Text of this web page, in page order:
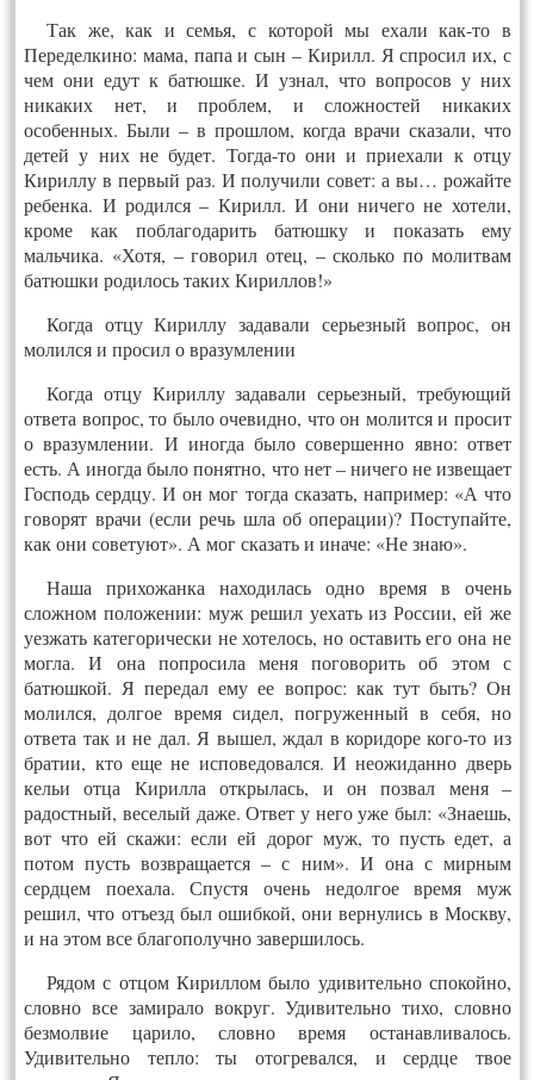
Так же, как и семья, с которой мы ехали как-то в
Переделкино: мама, папа и сын – Кирилл. Я спросил их, с
чем они едут к батюшке. И узнал, что вопросов у них
никаких нет, и проблем, и сложностей никаких
особенных. Были – в прошлом, когда врачи сказали, что
детей у них не будет. Тогда-то они и приехали к отцу
Кириллу в первый раз. И получили совет: а вы… рожайте
ребенка. И родился – Кирилл. И они ничего не хотели,
кроме как поблагодарить батюшку и показать ему
мальчика. «Хотя, – говорил отец, – сколько по молитвам
батюшки родилось таких Кириллов!»
Когда отцу Кириллу задавали серьезный вопрос, он
молился и просил о вразумлении
Когда отцу Кириллу задавали серьезный, требующий
ответа вопрос, то было очевидно, что он молится и просит
о вразумлении. И иногда было совершенно явно: ответ
есть. А иногда было понятно, что нет – ничего не извещает
Господь сердцу. И он мог тогда сказать, например: «А что
говорят врачи (если речь шла об операции)? Поступайте,
как они советуют». А мог сказать и иначе: «Не знаю».
Наша прихожанка находилась одно время в очень
сложном положении: муж решил уехать из России, ей же
уезжать категорически не хотелось, но оставить его она не
могла. И она попросила меня поговорить об этом с
батюшкой. Я передал ему ее вопрос: как тут быть? Он
молился, долгое время сидел, погруженный в себя, но
ответа так и не дал. Я вышел, ждал в коридоре кого-то из
братии, кто еще не исповедовался. И неожиданно дверь
кельи отца Кирилла открылась, и он позвал меня –
радостный, веселый даже. Ответ у него уже был: «Знаешь,
вот что ей скажи: если ей дорог муж, то пусть едет, а
потом пусть возвращается – с ним». И она с мирным
сердцем поехала. Спустя очень недолгое время муж
решил, что отъезд был ошибкой, они вернулись в Москву,
и на этом все благополучно завершилось.
Рядом с отцом Кириллом было удивительно спокойно,
словно все замирало вокруг. Удивительно тихо, словно
безмолвие царило, словно время останавливалось.
Удивительно тепло: ты отогревался, и сердце твое